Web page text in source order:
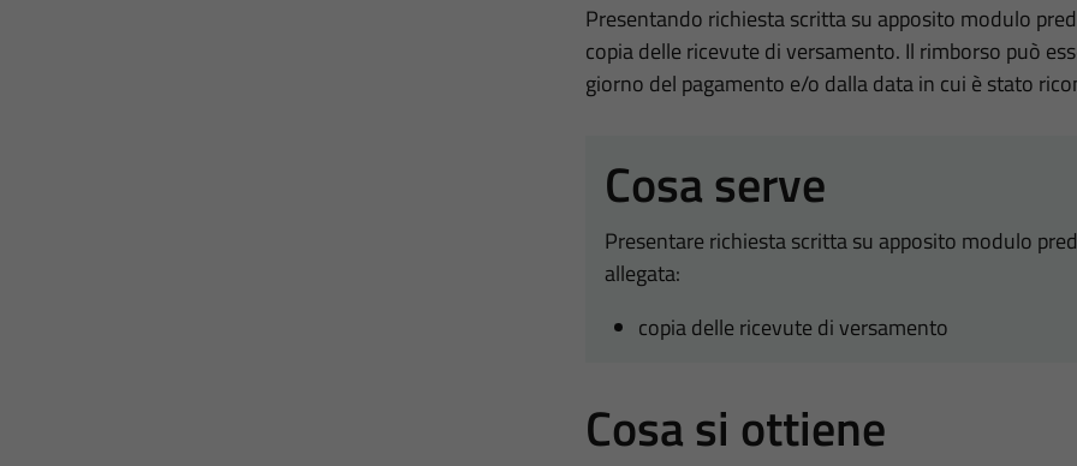
Presentando richiesta scritta su apposito modulo
copia delle ricevute di versamento. Il rimborso può
giorno del pagamento e/o dalla data in cui è stato
Cosa serve
Presentare richiesta scritta su apposito modulo
allegata:
copia delle ricevute di versamento
Cosa si ottiene